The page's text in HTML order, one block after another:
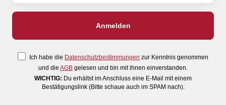
Ich habe die Datenschutzbestimmungen zur Kenntnis genommen
und die AGB gelesen und bin mit ihnen einverstanden.
WICHTIG: Du erhältst im Anschluss eine E-Mail mit einem
Bestätigungslink (Bitte schaue auch im SPAM nach).